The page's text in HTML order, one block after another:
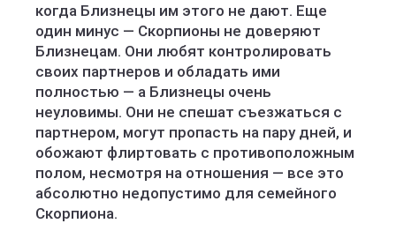
когда Близнецы им этого не дают. Еще
один минус — Скорпионы не доверяют
Близнецам. Они любят контролировать
своих партнеров и обладать ими
полностью — а Близнецы очень
неуловимы. Они не спешат съезжаться с
партнером, могут пропасть на пару дней, и
обожают флиртовать с противоположным
полом, несмотря на отношения — все это
абсолютно недопустимо для семейного
Скорпиона.